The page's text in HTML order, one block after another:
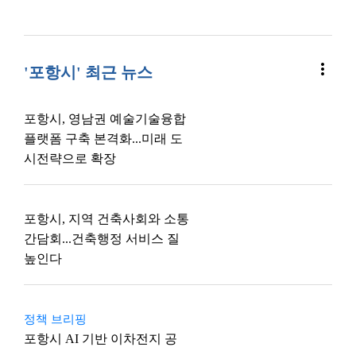
'포항시' 최근 뉴스 more_vert
포항시, 영남권 예술기술융합
플랫폼 구축 본격화...미래 도
시전략으로 확장
포항시, 지역 건축사회와 소통
간담회...건축행정 서비스 질
높인다
정책 브리핑
포항시 AI 기반 이차전지 공